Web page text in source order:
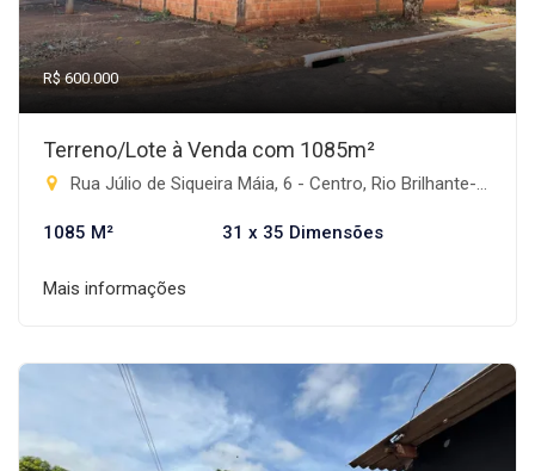
R$ 600.000
Terreno/Lote à Venda com 1085m²
Rua Júlio de Siqueira Máia, 6 - Centro, Rio Brilhante-MS
1085 M² 31 x 35 Dimensões
Mais informações